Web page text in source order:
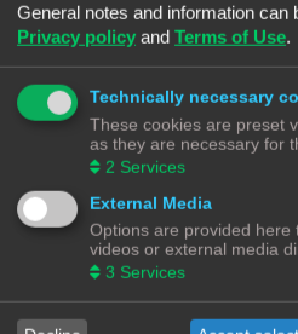
Moderator
Alle forums
ALGEMENE MODERATORS
Geen leden gevonden met deze zoekcriteria.
Forumoverzicht
© Copyright
! -
Alle Rechten
General notes and information can
Privacy policy and Terms of Use.
Technically necessary
These cookies are preset
as they are necessary for
2 Services
External Media
Options are provided here
videos or external media
3 Services